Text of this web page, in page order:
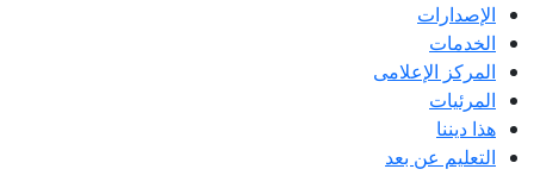
الإصدارات
الخدمات
المركز الإعلامى
المرئيات
هذا ديننا
التعليم عن بعد